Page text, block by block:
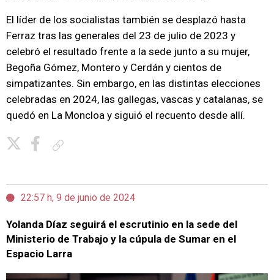
El líder de los socialistas también se desplazó hasta
Ferraz tras las generales del 23 de julio de 2023 y
celebró el resultado frente a la sede junto a su mujer,
Begoña Gómez, Montero y Cerdán y cientos de
simpatizantes. Sin embargo, en las distintas elecciones
celebradas en 2024, las gallegas, vascas y catalanas, se
quedó en La Moncloa y siguió el recuento desde allí.
22:57 h, 9 de junio de 2024
Yolanda Díaz seguirá el escrutinio en la sede del
Ministerio de Trabajo y la cúpula de Sumar en el
Espacio Larra